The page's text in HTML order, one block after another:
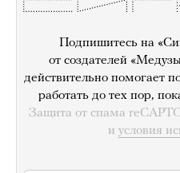
Подпишитесь на
от создателей
действительно помогает
работать до тех пор,
Защита от спама
и условия